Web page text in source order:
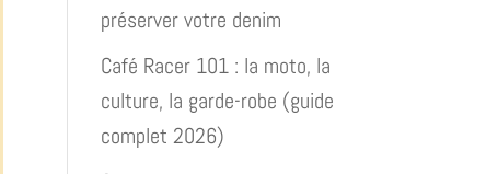
préserver votre denim
Café Racer 101 : la moto, la
culture, la garde-robe (guide
complet 2026)